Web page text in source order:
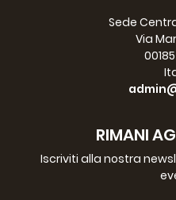
Con Dio lungo il rio
Durata:
Don Bosco a Odessa 50
Durata:
Sede
Via
RIMANI
Iscriviti alla nostra